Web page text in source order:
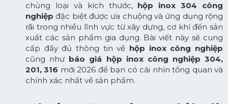
chủng loại và kích thước, hộp inox 304 công
nghiệp đặc biệt được ưa chuộng và ứng dụng rộng
rãi trong nhiều lĩnh vực từ xây dựng, cơ khí đến sản
xuất các sản phẩm gia dụng. Bài viết này sẽ cung
cấp đầy đủ thông tin về hộp inox công nghiệp
cũng như báo giá hộp inox công nghiệp 304,
201, 316 mới 2026 để bạn có cái nhìn tổng quan và
chính xác nhất về sản phẩm.